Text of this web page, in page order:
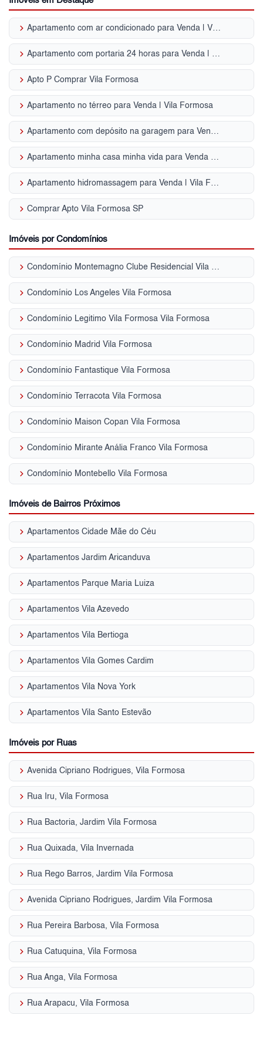
keyboard_arrow_right Apartamento com ar condicionado para Venda | Vila Formosa
keyboard_arrow_right Apartamento com portaria 24 horas para Venda | Vila Formosa
keyboard_arrow_right Apto P Comprar Vila Formosa
keyboard_arrow_right Apartamento no térreo para Venda | Vila Formosa
keyboard_arrow_right Apartamento com depósito na garagem para Venda | Vila Formosa
keyboard_arrow_right Apartamento minha casa minha vida para Venda | Vila Formosa
keyboard_arrow_right Apartamento hidromassagem para Venda | Vila Formosa
keyboard_arrow_right Comprar Apto Vila Formosa SP
Imóveis por Condomínios
keyboard_arrow_right Condomínio Montemagno Clube Residencial Vila Formosa
keyboard_arrow_right Condomínio Los Angeles Vila Formosa
keyboard_arrow_right Condomínio Legitimo Vila Formosa Vila Formosa
keyboard_arrow_right Condomínio Madrid Vila Formosa
keyboard_arrow_right Condomínio Fantastique Vila Formosa
keyboard_arrow_right Condomínio Terracota Vila Formosa
keyboard_arrow_right Condomínio Maison Copan Vila Formosa
keyboard_arrow_right Condomínio Mirante Anália Franco Vila Formosa
keyboard_arrow_right Condomínio Montebello Vila Formosa
Imóveis de Bairros Próximos
keyboard_arrow_right Apartamentos Cidade Mãe do Céu
keyboard_arrow_right Apartamentos Jardim Aricanduva
keyboard_arrow_right Apartamentos Parque Maria Luiza
keyboard_arrow_right Apartamentos Vila Azevedo
keyboard_arrow_right Apartamentos Vila Bertioga
keyboard_arrow_right Apartamentos Vila Gomes Cardim
keyboard_arrow_right Apartamentos Vila Nova York
keyboard_arrow_right Apartamentos Vila Santo Estevão
Imóveis por Ruas
keyboard_arrow_right Avenida Cipriano Rodrigues, Vila Formosa
keyboard_arrow_right Rua Iru, Vila Formosa
keyboard_arrow_right Rua Bactoria, Jardim Vila Formosa
keyboard_arrow_right Rua Quixada, Vila Invernada
keyboard_arrow_right Rua Rego Barros, Jardim Vila Formosa
keyboard_arrow_right Avenida Cipriano Rodrigues, Jardim Vila Formosa
keyboard_arrow_right Rua Pereira Barbosa, Vila Formosa
keyboard_arrow_right Rua Catuquina, Vila Formosa
keyboard_arrow_right Rua Anga, Vila Formosa
keyboard_arrow_right Rua Arapacu, Vila Formosa